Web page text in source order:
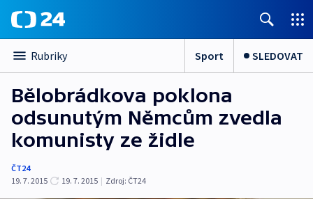
Rubriky Sport SLEDOVAT
Bělobrádkova poklona
odsunutým Němcům zvedla
komunisty ze židle
ČT24
19. 7. 2015
19. 7. 2015 | Zdroj: ČT24